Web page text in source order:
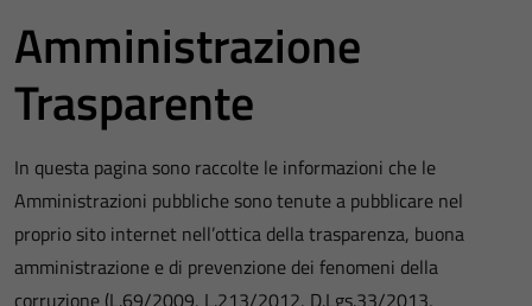
Amministrazione
Trasparente
In questa pagina sono raccolte le informazioni che le
Amministrazioni pubbliche sono tenute a pubblicare nel
proprio sito internet nell’ottica della trasparenza, buona
amministrazione e di prevenzione dei fenomeni della
corruzione (L.69/2009, L.213/2012, D.Lgs.33/2013,